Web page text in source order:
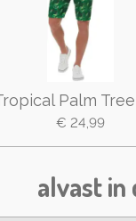
Palm
€ 24,99
alvast in